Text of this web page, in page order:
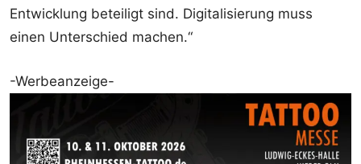
Entwicklung beteiligt sind. Digitalisierung muss
einen Unterschied machen.“
-Werbeanzeige-